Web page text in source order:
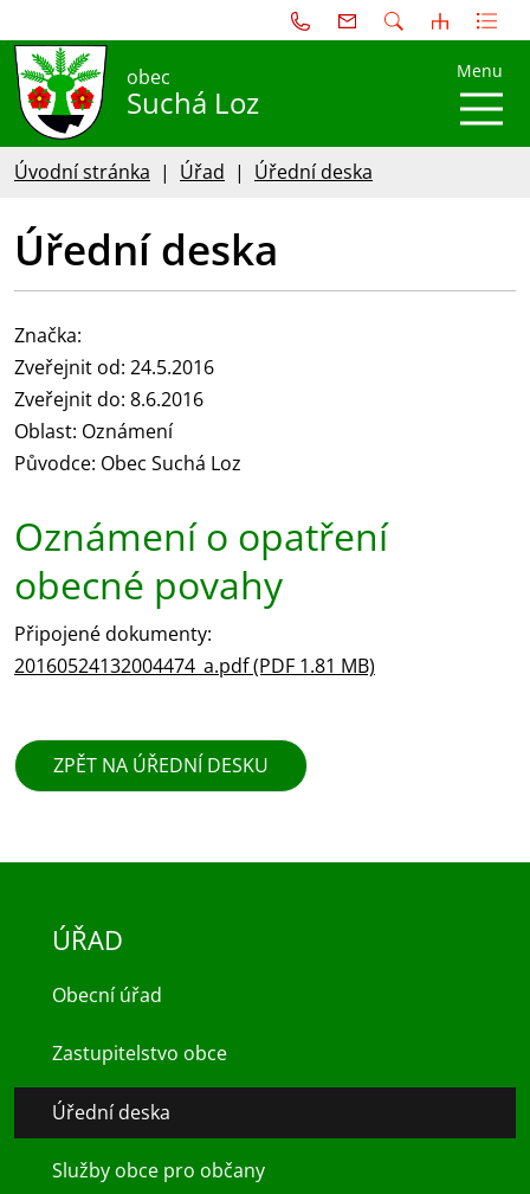
obec
Suchá Loz
Menu
Úvodní stránka Úřad Úřední deska
Úřední deska
Značka:
Zveřejnit od: 24.5.2016
Zveřejnit do: 8.6.2016
Oblast: Oznámení
Původce: Obec Suchá Loz
Oznámení o opatření
obecné povahy
Připojené dokumenty:
20160524132004474_a.pdf (PDF 1.81 MB)
ZPĚT NA ÚŘEDNÍ DESKU
ÚŘAD
Obecní úřad
Zastupitelstvo obce
Úřední deska
Služby obce pro občany